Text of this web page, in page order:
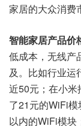
家居的大众消费
智能家居产品价
低成本，无线产
及。比如行业运
近50元；在小
了21元的WiFi
以内的WiFi模